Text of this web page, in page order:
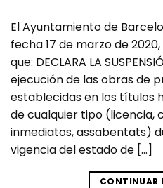
El Ayuntamiento de
fecha 17 de marzo de
que: DECLARA LA
ejecución de las obras de
establecidas en los títulos
de cualquier tipo (licencia,
inmediatos, assabentats)
vigencia del estado de […]
CONTINUAR